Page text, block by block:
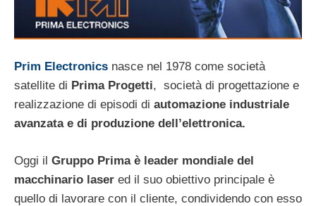
Prim Electronics nasce nel 1978 come società
satellite di Prima Progetti, società di progettazione e
realizzazione di episodi di automazione industriale
avanzata e di produzione dell’elettronica.
Oggi il Gruppo Prima è leader mondiale del
macchinario laser ed il suo obiettivo principale è
quello di lavorare con il cliente, condividendo con esso